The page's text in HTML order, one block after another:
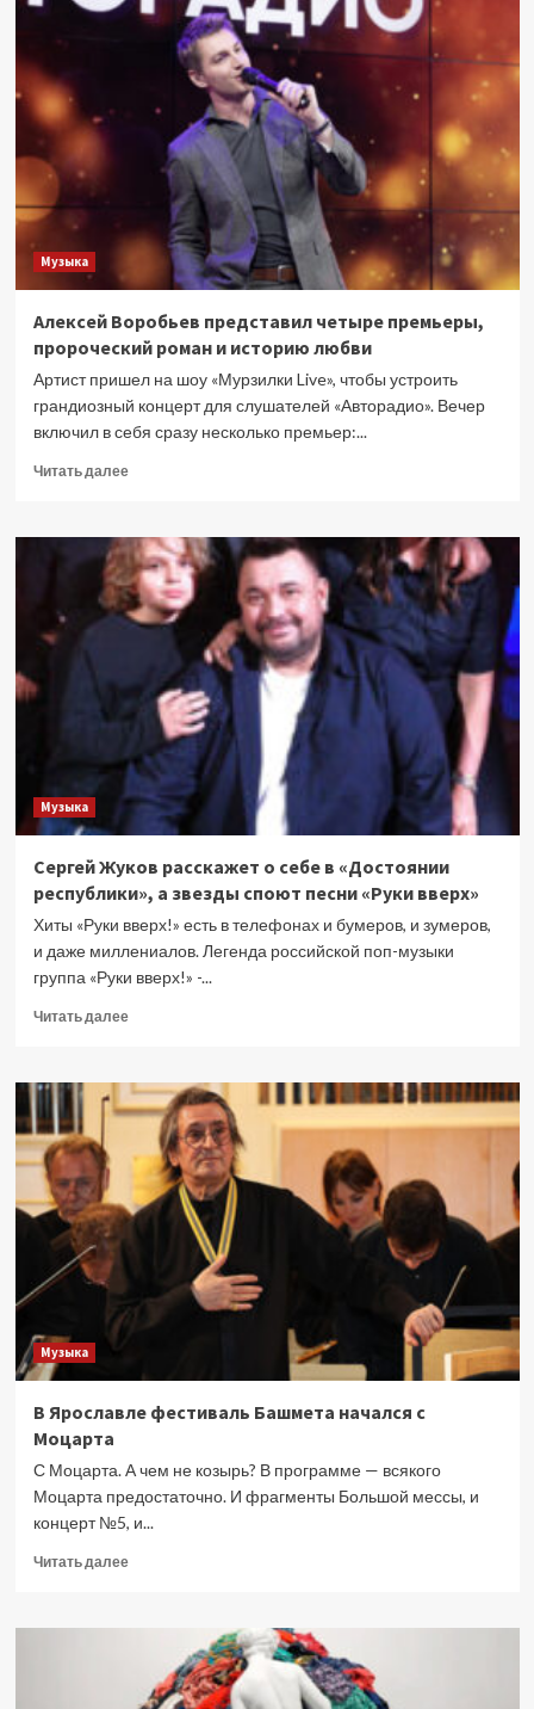
отменяется:
Ариана
Гранде
анонсировала
новый
студийный
альбом
Музыка
Алексей Воробьев представил четыре премьеры,
пророческий роман и историю любви
Артист пришел на шоу «Мурзилки Live», чтобы устроить
грандиозный концерт для слушателей «Авторадио». Вечер
включил в себя сразу несколько премьер:...
Читать далееПрочитать
Алексей
Воробьев
представил
четыре
премьеры,
пророческий
роман
историю
любви
Музыка
Сергей Жуков расскажет о себе в «Достоянии
республики», а звезды споют песни «Руки вверх»
Хиты «Руки вверх!» есть в телефонах и бумеров, и зумеров,
и даже миллениалов. Легенда российской поп-музыки
группа «Руки вверх!» -...
Читать далееПрочитать
Сергей
Жуков
расскажет
себе
«Достоянии
республики»,
звезды
споют
песни
вверх»
Музыка
В Ярославле фестиваль Башмета начался с
Моцарта
С Моцарта. А чем не козырь? В программе — всякого
Моцарта предостаточно. И фрагменты Большой мессы, и
концерт №5, и...
Читать далееПрочитать
В
Ярославле
фестиваль
Башмета